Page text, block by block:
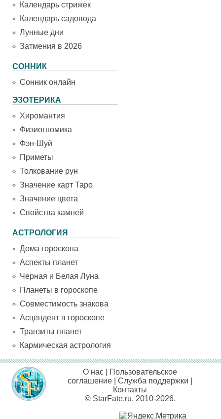
Календарь стрижек
Календарь садовода
Лунные дни
Затмения в 2026
СОННИК
Сонник онлайн
ЭЗОТЕРИКА
Хиромантия
Физиогномика
Фэн-Шуй
Приметы
Толкование рун
Значение карт Таро
Значение цвета
Свойства камней
АСТРОЛОГИЯ
Дома гороскопа
Аспекты планет
Черная и Белая Луна
Планеты в гороскопе
Совместимость знакова
Асцендент в гороскопе
Транзиты планет
Кармическая астрология
О нас
Пользовательское
соглашение |Служба поддержки
Контакты
© StarFate.ru, 2010-2026.